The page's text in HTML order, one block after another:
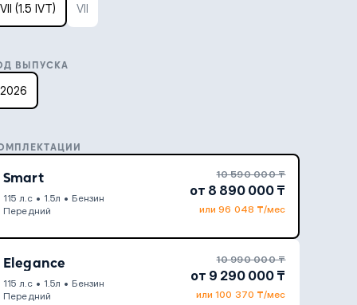
VII (1.5 IVT) VII
ВЫПУСКА
2026
Smart
115 л.с • 1.5л • Бензин
Передний
10 590 000 ₸
от 8 890 000 ₸
или 96 048 ₸/мес
Elegance
115 л.с • 1.5л • Бензин
Передний
10 990 000 ₸
от 9 290 000 ₸
или 100 370 ₸/мес